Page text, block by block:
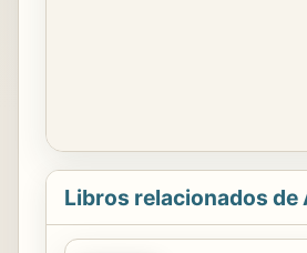
Libros relacionados de